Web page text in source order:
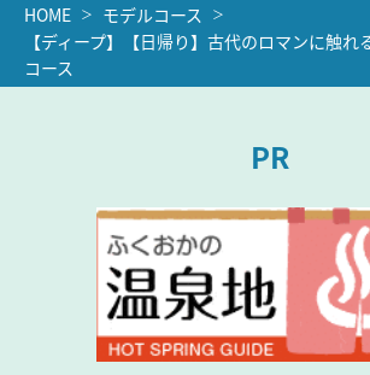
HOME
モデルコース
【ディープ】【日帰り】古代のロマンに触れ
コース
PR